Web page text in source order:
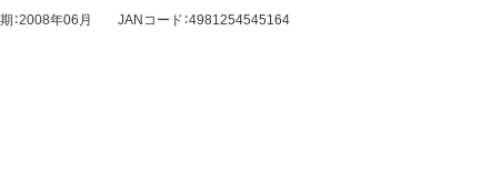
：2008年06月 JANコード：4981254545164